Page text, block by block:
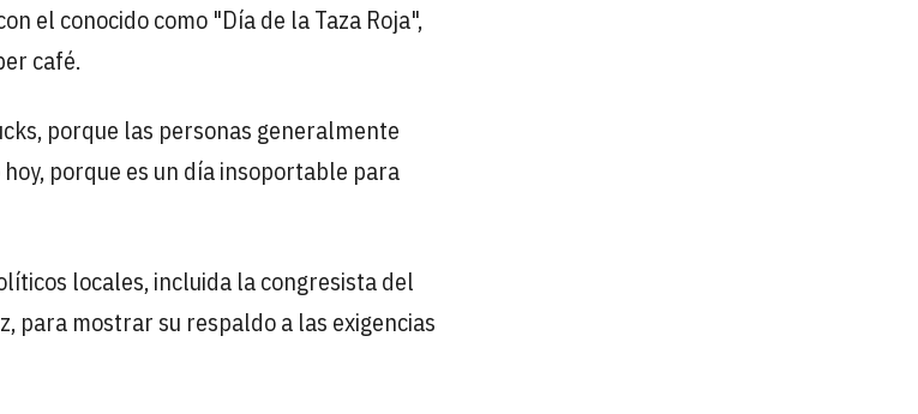
el conocido como "Día de la Taza Roja",
café.
porque las personas generalmente
porque es un día insoportable para
locales, incluida la congresista del
para mostrar su respaldo a las exigencias